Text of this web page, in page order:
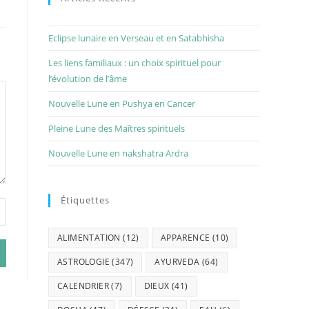
Eclipse lunaire en Verseau et en Satabhisha
Les liens familiaux : un choix spirituel pour
l’évolution de l’âme
Nouvelle Lune en Pushya en Cancer
Pleine Lune des Maîtres spirituels
Nouvelle Lune en nakshatra Ardra
Étiquettes
ALIMENTATION (12) APPARENCE (10)
ASTROLOGIE (347) AYURVEDA (64)
CALENDRIER(7) DIEUX (41)